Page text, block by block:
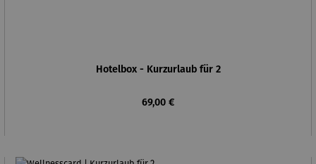
Hotelbox - Kurzurlaub für 2
Regulärer Preis:
69,00 €